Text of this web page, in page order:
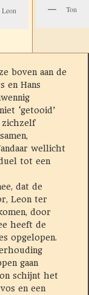
Leon Ton
boven aan de
en Hans
‘getooid’
zichzelf
wellicht
tot een
dat de
Leon ter
door
heeft de
opgelopen.
gaan
schijnt het
en een